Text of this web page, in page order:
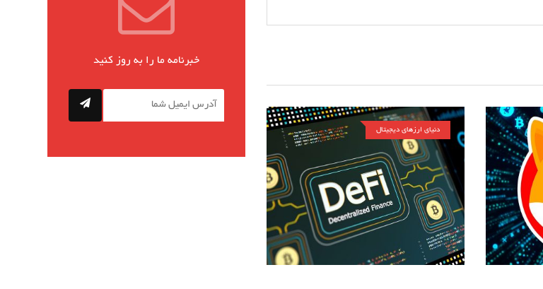
دنیای ارزهای دیجیتال
خبرنامه ما را به روز کنید